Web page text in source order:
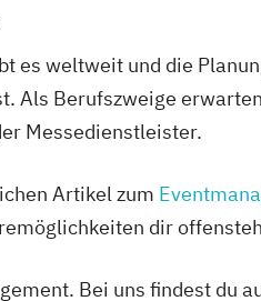
es weltweit und die
Als Berufszweige
Messedienstleister.
Artikel zum
dir
Bei uns findest du